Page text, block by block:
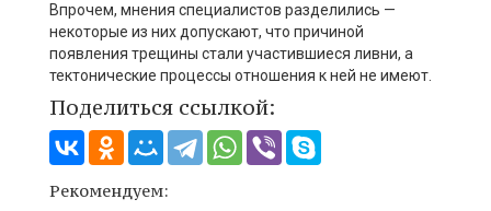
Впрочем, мнения специалистов разделились —
некоторые из них допускают, что причиной
появления трещины стали участившиеся ливни, а
тектонические процессы отношения к ней не имеют.
Поделиться ссылкой:
Рекомендуем: